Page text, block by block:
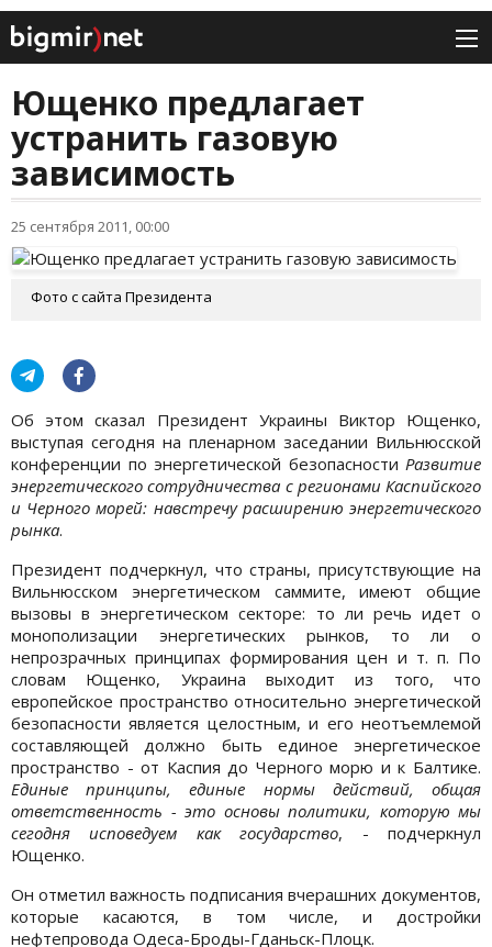
Ющенко предлагает
устранить газовую
зависимость
25 сентября 2011, 00:00
Фото с сайта Президента
Об этом сказал Президент Украины Виктор Ющенко,
выступая сегодня на пленарном заседании Вильнюсской
конференции по энергетической безопасности Развитие
энергетического сотрудничества с регионами Каспийского
и Черного морей: навстречу расширению энергетического
рынка.
Президент подчеркнул, что страны, присутствующие на
Вильнюсском энергетическом саммите, имеют общие
вызовы в энергетическом секторе: то ли речь идет о
монополизации энергетических рынков, то ли о
непрозрачных принципах формирования цен и т. п. По
словам Ющенко, Украина выходит из того, что
европейское пространство относительно энергетической
безопасности является целостным, и его неотъемлемой
составляющей должно быть единое энергетическое
пространство - от Каспия до Черного морю и к Балтике.
Единые принципы, единые нормы действий, общая
ответственность - это основы политики, которую мы
сегодня исповедуем как государство, - подчеркнул
Ющенко.
Он отметил важность подписания вчерашних документов,
которые касаются, в том числе, и достройки
нефтепровода Одеса-Броды-Гданьск-Плоцк.